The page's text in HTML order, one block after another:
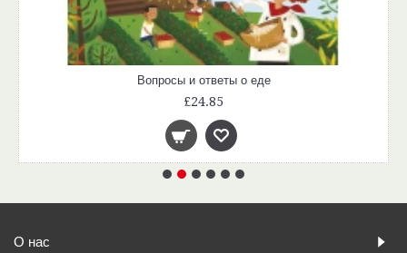
Вопросы и ответы о еде
£24.85
О нас